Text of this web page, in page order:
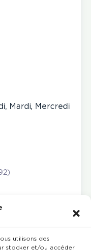
utilisons des
stocker et/ou accéder
Mardi, Mercredi